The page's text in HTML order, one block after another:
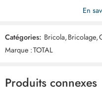
Soyez le premier à donner
Commentaires
Il n'y a pas encore de critiques.
En
Catégories: Bricola,Bricolage,
Marque :TOTAL
Produits connexes